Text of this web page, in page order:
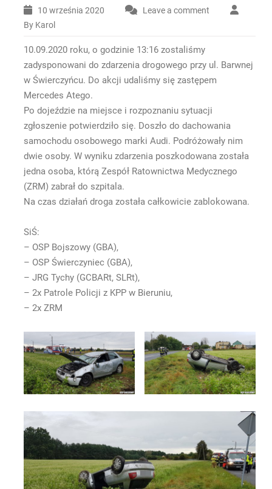
10 września 2020
Leave a comment
By Karol
10.09.2020 roku, o godzinie 13:16 zostaliśmy
zadysponowani do zdarzenia drogowego przy ul. Barwnej
w Świerczyńcu. Do akcji udaliśmy się zastępem
Mercedes Atego.
Po dojeździe na miejsce i rozpoznaniu sytuacji
zgłoszenie potwierdziło się. Doszło do dachowania
samochodu osobowego marki Audi. Podróżowały nim
dwie osoby. W wyniku zdarzenia poszkodowana została
jedna osoba, którą Zespół Ratownictwa Medycznego
(ZRM) zabrał do szpitala.
Na czas działań droga została całkowicie zablokowana.
SiŚ:
– OSP Bojszowy (GBA),
– OSP Świerczyniec (GBA),
– JRG Tychy (GCBARt, SLRt),
– 2x Patrole Policji z KPP w Bieruniu,
– 2x ZRM